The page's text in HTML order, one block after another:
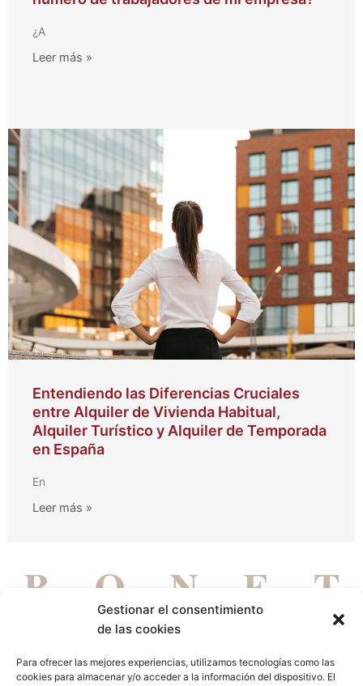
Gestionar el consentimiento
de las cookies
Para ofrecer las mejores experiencias, utilizamos tecnologías como las
cookies para almacenar y/o acceder a la información del dispositivo. El
¿A
Leer más »
Entendiendo las Diferencias Cruciales
entre Alquiler de Vivienda Habitual,
Alquiler Turístico y Alquiler de Temporada
en España
En
Leer más »